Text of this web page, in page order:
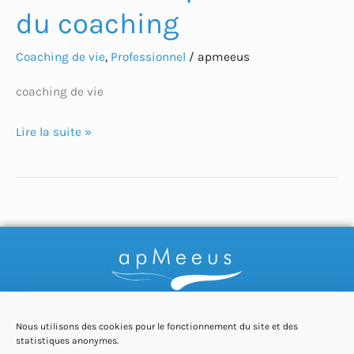
Nous utilisons des cookies pour le fonctionnement du site et des
statistiques anonymes.
du coaching
Coaching de vie, Professionnel / apmeeus
coaching de vie
Lire la suite »
Coach du changement